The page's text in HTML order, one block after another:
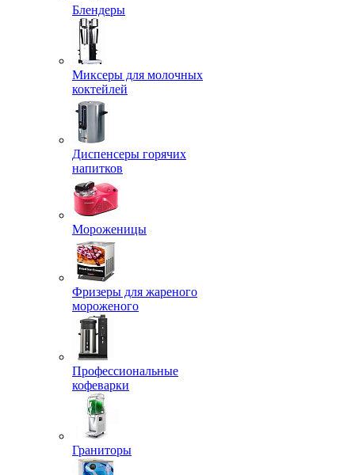
Блендеры
Миксеры для молочных
коктейлей
Диспенсеры горячих
напитков
Мороженицы
Фризеры для жареного
мороженого
Профессиональные
кофеварки
Граниторы